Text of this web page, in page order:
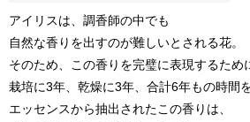
アイリスは、調香師の中でも
自然な香りを出すのが難しいとされる花。
そのため、この香りを完璧に表現するため
栽培に3年、乾燥に3年、合計6年もの時間
エッセンスから抽出されたこの香りは、